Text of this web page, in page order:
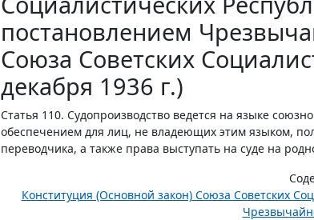
постановлением
Союза Советских
декабря 1936 г.)
Статья 110. Судопроизводство ведется на языке
обеспечением для лиц, не владеющих этим языком,
переводчика, а также права выступать на суде на
Конституция (Основной закон) Союза Советских